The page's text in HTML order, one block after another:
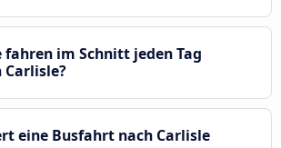
fahren im Schnitt jeden Tag
Carlisle?
eine Busfahrt nach Carlisle